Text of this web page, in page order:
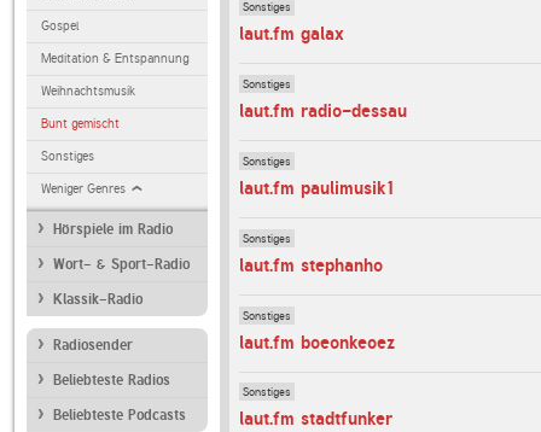
Gospel
Meditation & Entspannung
Weihnachtsmusik
Bunt gemischt
Sonstiges
Weniger Genres
Hörspiele im Radio
Wort- & Sport-Radio
Klassik-Radio
Radiosender
Beliebteste Radios
Beliebteste Podcasts
Sonstiges
laut.fm galax
Sonstiges
laut.fm radio-dessau
Sonstiges
laut.fm paulimusik1
Sonstiges
laut.fm stephanho
Sonstiges
laut.fm boeonkeoez
Sonstiges
laut.fm stadtfunker